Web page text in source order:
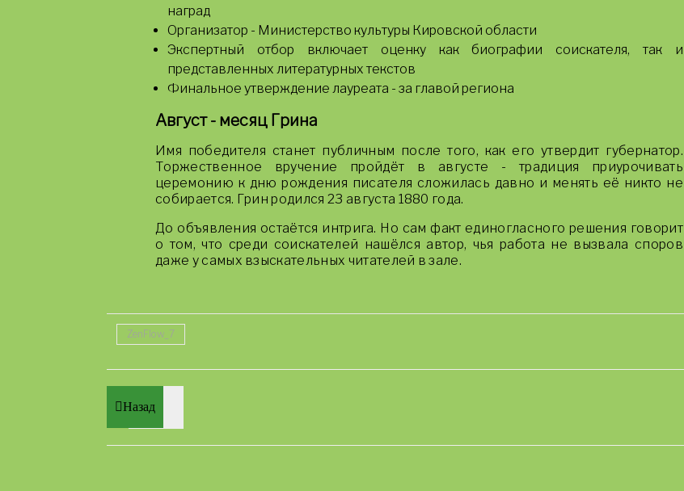
наград
Организатор - Министерство культуры Кировской области
Экспертный отбор включает оценку как биографии соискателя, так и
представленных литературных текстов
Финальное утверждение лауреата - за главой региона
Август - месяц Грина
Имя победителя станет публичным после того, как его утвердит губернатор.
Торжественное вручение пройдёт в августе - традиция приурочивать
церемонию к дню рождения писателя сложилась давно и менять её никто не
собирается. Грин родился 23 августа 1880 года.
До объявления остаётся интрига. Но сам факт единогласного решения говорит
о том, что среди соискателей нашёлся автор, чья работа не вызвала споров
даже у самых взыскательных читателей в зале.
ZenFlow_7
Назад